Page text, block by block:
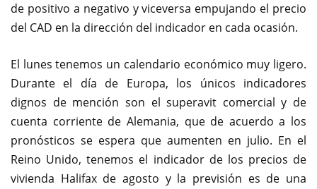
de positivo a negativo y viceversa empujando el precio
del CAD en la dirección del indicador en cada ocasión.
El lunes tenemos un calendario económico muy ligero.
Durante el día de Europa, los únicos indicadores
dignos de mención son el superavit comercial y de
cuenta corriente de Alemania, que de acuerdo a los
pronósticos se espera que aumenten en julio. En el
Reino Unido, tenemos el indicador de los precios de
vivienda Halifax de agosto y la previsión es de una